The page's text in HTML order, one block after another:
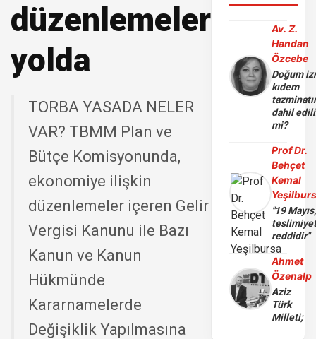
düzenlemeleri
yolda
TORBA YASADA NELER
VAR? TBMM Plan ve
Bütçe Komisyonunda,
ekonomiye ilişkin
düzenlemeler içeren Gelir
Vergisi Kanunu ile Bazı
Kanun ve Kanun
Hükmünde
Kararnamelerde
Değişiklik Yapılmasına
Av. Z.
Handan
Özcebe
Doğum
kıdem
dahil
mi?
Prof Dr.
Behçet
Kemal
"19 Mayıs,
reddidir"
Ahmet
Özenalp
Aziz
Türk
Milleti;